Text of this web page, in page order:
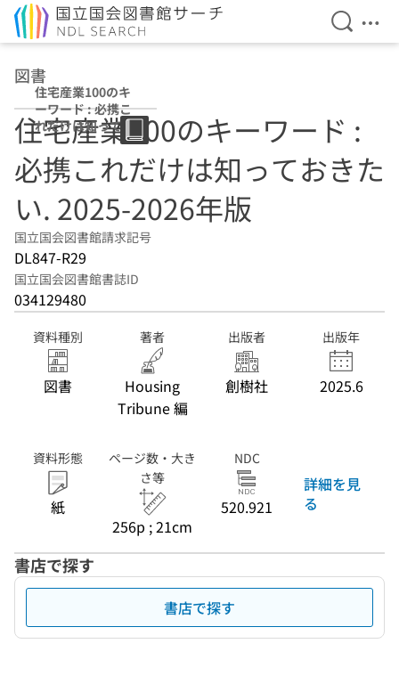
検索を
メ
図書
住宅産業100のキ
ーワード : 必携こ
れだけは知ってお
きたい 2025-2026
年版
住宅産業100のキーワード :
必携これだけは知っておきた
い. 2025-2026年版
国立国会図書館請求記号
DL847-R29
国立国会図書館書誌ID
034129480
資料種別
図書
著者
Housing
Tribune 編
出版者
創樹社
出版年
2025.6
資料形態
紙
ページ数・大き
さ等
256p ; 21cm
NDC
520.921
詳細を見
る
書店で探す
書店で探す